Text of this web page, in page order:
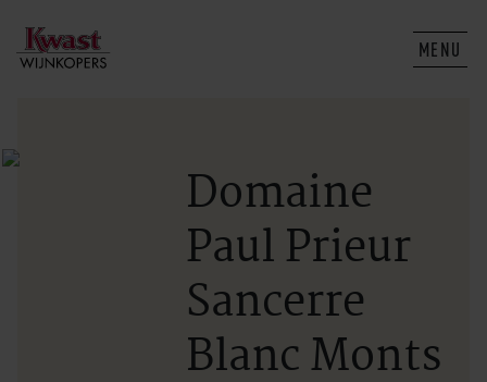
MENU
Domaine
Paul Prieur
Sancerre
Blanc Monts